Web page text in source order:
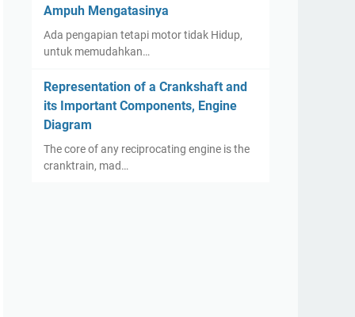
Ampuh Mengatasinya
Ada pengapian tetapi motor tidak Hidup,
untuk memudahkan…
Representation of a Crankshaft and
its Important Components, Engine
Diagram
The core of any reciprocating engine is the
cranktrain, mad…